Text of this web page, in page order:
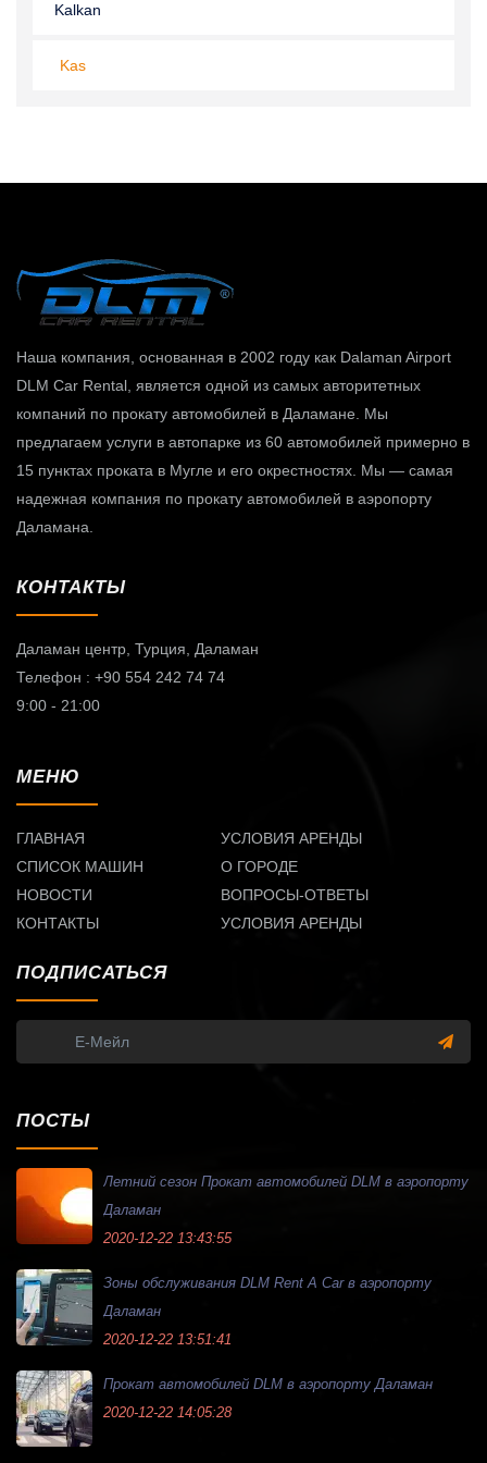
Kalkan
Kas
Наша компания, основанная в 2002 году как Dalaman Airport
DLM Car Rental, является одной из самых авторитетных
компаний по прокату автомобилей в Даламане. Мы
предлагаем услуги в автопарке из 60 автомобилей примерно в
15 пунктах проката в Мугле ​​и его окрестностях. Мы — самая
надежная компания по прокату автомобилей в аэропорту
Даламана.
КОНТАКТЫ
Даламан центр, Турция, Даламан
Телефон : +90 554 242 74 74
9:00 - 21:00
МЕНЮ
ГЛАВНАЯ
СПИСОК МАШИН
НОВОСТИ
КОНТАКТЫ
УСЛОВИЯ АРЕНДЫ
О ГОРОДЕ
ВОПРОСЫ-ОТВЕТЫ
УСЛОВИЯ АРЕНДЫ
ПОДПИСАТЬСЯ
ПОСТЫ
Летний сезон Прокат автомобилей DLM в аэропорту
Даламан
2020-12-22 13:43:55
Зоны обслуживания DLM Rent A Car в аэропорту
Даламан
2020-12-22 13:51:41
Прокат автомобилей DLM в аэропорту Даламан
2020-12-22 14:05:28